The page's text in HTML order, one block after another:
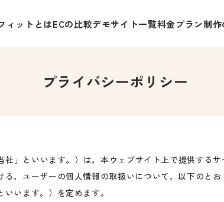
ィットとはECの比較デモサイト一覧料金プラン制作
プライバシーポリシー
社」といいます。）は，本ウェブサイト上で提供する
る，ユーザーの個人情報の取扱いについて，以下のと
いいます。）を定めます。